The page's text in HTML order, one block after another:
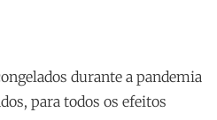
durante a pandemia
para todos os efeitos